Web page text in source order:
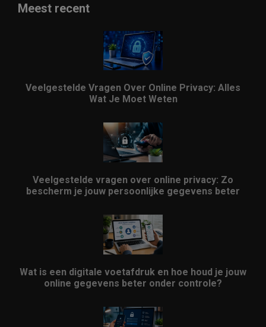
Meest recent
Veelgestelde Vragen Over Online Privacy: Alles
Wat Je Moet Weten
Veelgestelde vragen over online privacy: Zo
bescherm je jouw persoonlijke gegevens beter
Wat is een digitale voetafdruk en hoe houd je jouw
online gegevens beter onder controle?